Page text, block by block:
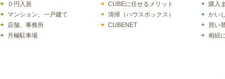
０円入居
マンション、一戸建て
店舗、事務所
月極駐車場
CUBEに任せるメリット
清掃（ハウスボックス）
CUBENET
購入
かい
買い
相続